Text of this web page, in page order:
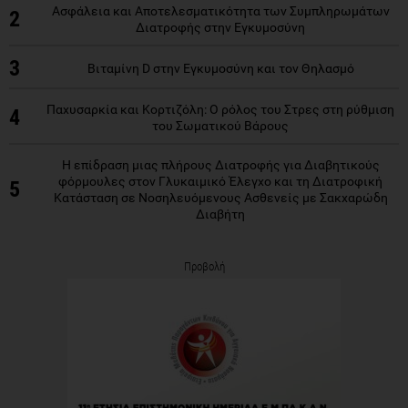
2
Ασφάλεια και Αποτελεσματικότητα των Συμπληρωμάτων
Διατροφής στην Εγκυμοσύνη
3 Βιταμίνη D στην Εγκυμοσύνη και τον Θηλασμό
4
Παχυσαρκία και Κορτιζόλη: Ο ρόλος του Στρες στη ρύθμιση
του Σωματικού Βάρους
5
Η επίδραση μιας πλήρους Διατροφής για Διαβητικούς
φόρμουλες στον Γλυκαιμικό Έλεγχο και τη Διατροφική
Κατάσταση σε Νοσηλευόμενους Ασθενείς με Σακχαρώδη
Διαβήτη
Προβολή